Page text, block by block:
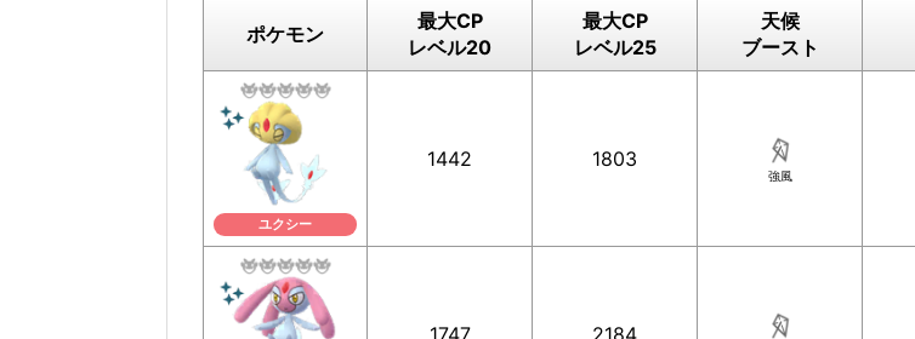
ポケモン
最大CP
レベル20
最大CP
レベル25
天候
ブースト
ユクシー
1442 1803
強風